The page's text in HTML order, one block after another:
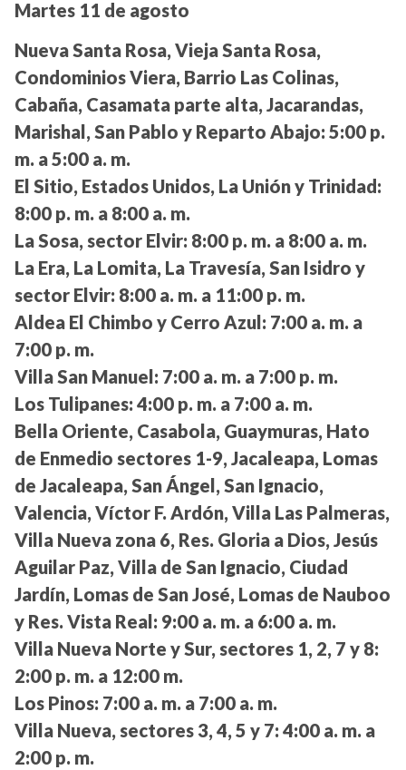
Martes 11 de agosto
Nueva Santa Rosa, Vieja Santa Rosa,
Condominios Viera, Barrio Las Colinas,
Cabaña, Casamata parte alta, Jacarandas,
Marishal, San Pablo y Reparto Abajo: 5:00 p.
m. a 5:00 a. m.
El Sitio, Estados Unidos, La Unión y Trinidad:
8:00 p. m. a 8:00 a. m.
La Sosa, sector Elvir: 8:00 p. m. a 8:00 a. m.
La Era, La Lomita, La Travesía, San Isidro y
sector Elvir: 8:00 a. m. a 11:00 p. m.
Aldea El Chimbo y Cerro Azul: 7:00 a. m. a
7:00 p. m.
Villa San Manuel: 7:00 a. m. a 7:00 p. m.
Los Tulipanes: 4:00 p. m. a 7:00 a. m.
Bella Oriente, Casabola, Guaymuras, Hato
de Enmedio sectores 1-9, Jacaleapa, Lomas
de Jacaleapa, San Ángel, San Ignacio,
Valencia, Víctor F. Ardón, Villa Las Palmeras,
Villa Nueva zona 6, Res. Gloria a Dios, Jesús
Aguilar Paz, Villa de San Ignacio, Ciudad
Jardín, Lomas de San José, Lomas de Nauboo
y Res. Vista Real: 9:00 a. m. a 6:00 a. m.
Villa Nueva Norte y Sur, sectores 1, 2, 7 y 8:
2:00 p. m. a 12:00 m.
Los Pinos: 7:00 a. m. a 7:00 a. m.
Villa Nueva, sectores 3, 4, 5 y 7: 4:00 a. m. a
2:00 p. m.